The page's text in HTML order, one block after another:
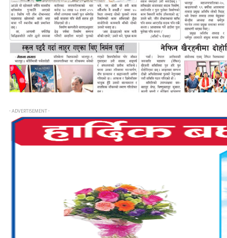
- ADVERTISEMENT -